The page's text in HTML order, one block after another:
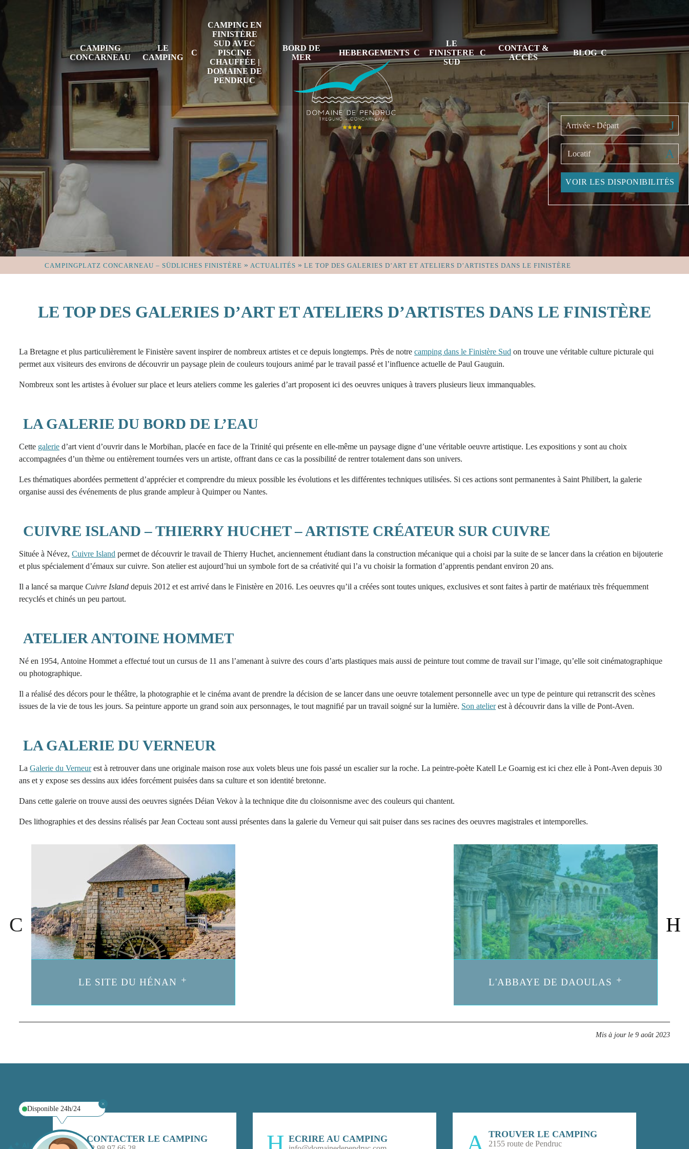
CAMPING
CONCARNEAU
LE
CAMPING
CAMPING EN
FINISTÈRE
SUD AVEC
PISCINE
CHAUFFÉE |
DOMAINE DE
PENDRUC
BORD DE
MER
HEBERGEMENTS
LE
FINISTERE
SUD
CONTACT &
ACCÈS
BLOG
Arrivée - Départ
CAMPINGPLATZ CONCARNEAU – SÜDLICHES FINISTÈRE » ACTUALITÉS » LE TOP DES GALERIES D’ART ET ATELIERS D’ARTISTES DANS LE FINISTÈRE
LE TOP DES GALERIES D’ART ET ATELIERS D’ARTISTES DANS LE FINISTÈRE
La Bretagne et plus particulièrement le Finistère savent inspirer de nombreux artistes et ce depuis longtemps. Près de notre camping dans le Finistère Sud on trouve une véritable culture picturale qui
permet aux visiteurs des environs de découvrir un paysage plein de couleurs toujours animé par le travail passé et l’influence actuelle de Paul Gauguin.
Nombreux sont les artistes à évoluer sur place et leurs ateliers comme les galeries d’art proposent ici des oeuvres uniques à travers plusieurs lieux immanquables.
LA GALERIE DU BORD DE L’EAU
Cette galerie d’art vient d’ouvrir dans le Morbihan, placée en face de la Trinité qui présente en elle-même un paysage digne d’une véritable oeuvre artistique. Les expositions y sont au choix
accompagnées d’un thème ou entièrement tournées vers un artiste, offrant dans ce cas la possibilité de rentrer totalement dans son univers.
Les thématiques abordées permettent d’apprécier et comprendre du mieux possible les évolutions et les différentes techniques utilisées. Si ces actions sont permanentes à Saint Philibert, la galerie
organise aussi des événements de plus grande ampleur à Quimper ou Nantes.
CUIVRE ISLAND – THIERRY HUCHET – ARTISTE CRÉATEUR SUR CUIVRE
Située à Névez, Cuivre Island permet de découvrir le travail de Thierry Huchet, anciennement étudiant dans la construction mécanique qui a choisi par la suite de se lancer dans la création en bijouterie
et plus spécialement d’émaux sur cuivre. Son atelier est aujourd’hui un symbole fort de sa créativité qui l’a vu choisir la formation d’apprentis pendant environ 20 ans.
Il a lancé sa marque Cuivre Island depuis 2012 et est arrivé dans le Finistère en 2016. Les oeuvres qu’il a créées sont toutes uniques, exclusives et sont faites à partir de matériaux très fréquemment
recyclés et chinés un peu partout.
ATELIER ANTOINE HOMMET
Né en 1954, Antoine Hommet a effectué tout un cursus de 11 ans l’amenant à suivre des cours d’arts plastiques mais aussi de peinture tout comme de travail sur l’image, qu’elle soit cinématographique
ou photographique.
Il a réalisé des décors pour le théâtre, la photographie et le cinéma avant de prendre la décision de se lancer dans une oeuvre totalement personnelle avec un type de peinture qui retranscrit des scènes
issues de la vie de tous les jours. Sa peinture apporte un grand soin aux personnages, le tout magnifié par un travail soigné sur la lumière. Son atelierest à découvrir dans la ville de Pont-Aven.
LA GALERIE DU VERNEUR
La Galerie du Verneurest à retrouver dans une originale maison rose aux volets bleus une fois passé un escalier sur la roche. La peintre-poète Katell Le Goarnig est ici chez elle à Pont-Aven depuis 30
ans et y expose ses dessins aux idées forcément puisées dans sa culture et son identité bretonne.
Dans cette galerie on trouve aussi des oeuvres signées Déian Vekov à la technique dite du cloisonnisme avec des couleurs qui chantent.
Des lithographies et des dessins réalisés par Jean Cocteau sont aussi présentes dans la galerie du Verneur qui sait puiser dans ses racines des oeuvres magistrales et intemporelles.
LE SITE DU HÉNAN L'ABBAYE DE DAOULAS
Mis à jour le 9 août 2023
CONTACTER LE CAMPING ECRIRE AU CAMPING TROUVER LE CAMPING
2155 route de Pendruc
Disponible 24h/24